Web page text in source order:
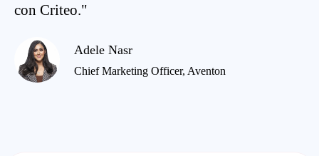
con Criteo."
Adele Nasr
Chief Marketing Officer, Aventon